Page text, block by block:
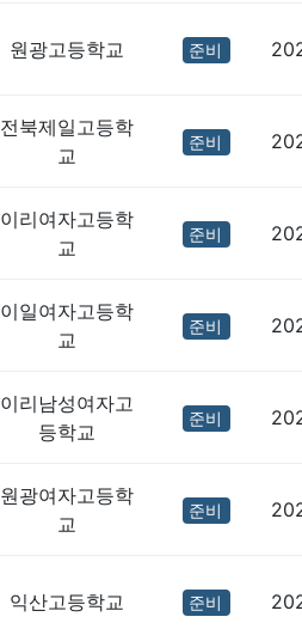
원광고등학교 준비
전북제일고등학
교
준비
이리여자고등학
교
준비
이일여자고등학
교
준비
이리남성여자고
등학교
준비
원광여자고등학
교
준비
익산고등학교 준비